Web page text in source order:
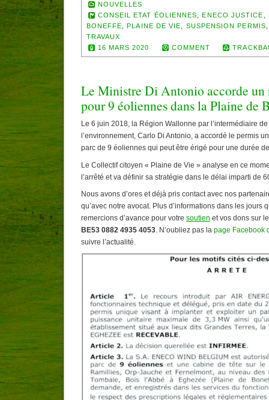
NOUVELLES
CONSEIL ETAT ÉOLIENNES
,ENECO JUSTICE
BONEFFE ,PLAINE DE VIE SUSPENSION PERMIS
TRAVAUX
16 MARS 2020
COMMENT
Le Ministre Di Antonio accorde un
pour 9 éoliennes dans la Plaine de
Le 6 juin 2018, la Région Wallonne par l’intermédiaire
l’environnement, Carlo Di Antonio, a accordé le permis
parc de 9 éoliennes qui peut être érigé pour une durée
Le Collectif citoyen « Plaine de Vie » analyse en ce
l’arrêté et va définir sa stratégie dans le délai imparti de
Nous avons d’ores et déjà pris contact avec nos
qu’avec notre avocat. Plus d’informations dans les jours
remercions d’avance pour votre soutien et vos dons sur
BE53 0882 4935 4053. N’oubliez pas la page Facebook
suivre l’actualité.